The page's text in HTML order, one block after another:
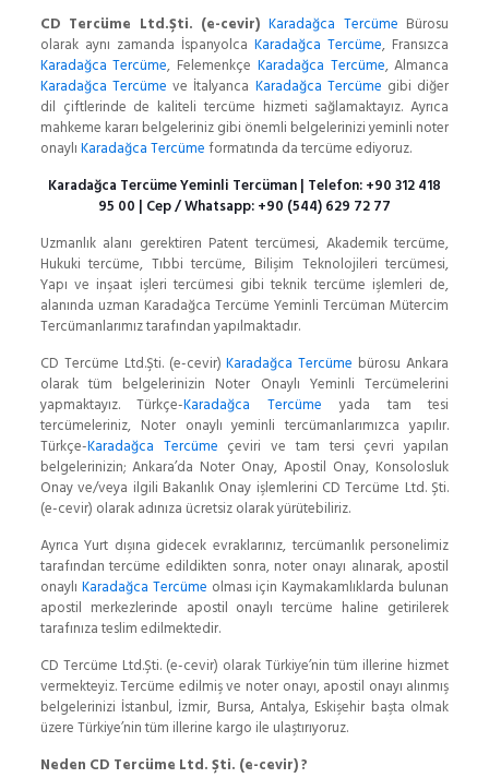
CD Tercüme Ltd.Şti. (e-cevir) Karadağca Tercüme Bürosu
olarak aynı zamanda İspanyolcaKaradağca Tercüme, Fransızca
Karadağca Tercüme, Felemenkçe Karadağca Tercüme, Almanca
Karadağca Tercüme ve İtalyanca Karadağca Tercüme gibi diğer
dil çiftlerinde de kaliteli tercüme hizmeti sağlamaktayız. Ayrıca
mahkeme kararı belgeleriniz gibi önemli belgelerinizi yeminli noter
onaylıKaradağca Tercümeformatında da tercüme ediyoruz.
Karadağca Tercüme Yeminli Tercüman | Telefon:+90 312 418
95 00 | Cep / Whatsapp:+90 (544) 629 72 77
Uzmanlık alanı gerektiren Patent tercümesi, Akademik tercüme,
Hukuki tercüme, Tıbbi tercüme, Bilişim Teknolojileri tercümesi,
Yapı ve inşaat işleri tercümesi gibi teknik tercüme işlemleri de,
alanında uzman Karadağca Tercüme Yeminli Tercüman Mütercim
Tercümanlarımız tarafından yapılmaktadır.
CD Tercüme Ltd.Şti. (e-cevir)Karadağca Tercüme bürosu Ankara
olarak tüm belgelerinizin Noter Onaylı Yeminli Tercümelerini
yapmaktayız. Türkçe-Karadağca Tercüme yada tam tesi
tercümeleriniz, Noter onaylı yeminli tercümanlarımızca yapılır.
Türkçe-Karadağca Tercüme çeviri ve tam tersi çevri yapılan
belgelerinizin; Ankara’da Noter Onay, Apostil Onay, Konsolosluk
Onay ve/veya ilgili Bakanlık Onay işlemlerini CD Tercüme Ltd. Şti.
(e-cevir) olarak adınıza ücretsiz olarak yürütebiliriz.
Ayrıca Yurt dışına gidecek evraklarınız, tercümanlık personelimiz
tarafından tercüme edildikten sonra, noter onayı alınarak, apostil
onaylı Karadağca Tercüme olması için Kaymakamlıklarda bulunan
apostil merkezlerinde apostil onaylı tercüme haline getirilerek
tarafınıza teslim edilmektedir.
CD Tercüme Ltd.Şti. (e-cevir) olarak Türkiye’nin tüm illerine hizmet
vermekteyiz. Tercüme edilmiş ve noter onayı, apostil onayı alınmış
belgelerinizi İstanbul, İzmir, Bursa, Antalya, Eskişehir başta olmak
üzere Türkiye’nin tüm illerine kargo ile ulaştırıyoruz.
Neden CD Tercüme Ltd. Şti. (e-cevir) ?